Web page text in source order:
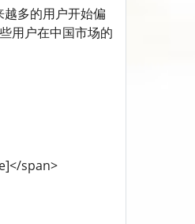
多的用户开始偏
用户在中国市场的
span>